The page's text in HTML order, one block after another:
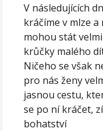
V následujících
kráčíme v mlze a
mohou stát
krůčky malého
Ničeho se však
pro nás ženy
jasnou cestu,
se po ní kráčet,
bohatství